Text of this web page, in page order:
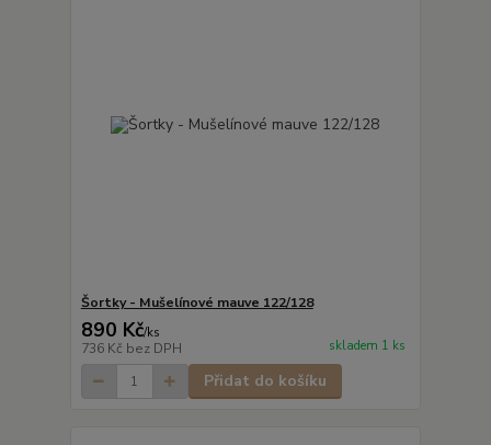
Šortky - Mušelínové mauve 122/128
890 Kč/ks
736 Kč bez DPH skladem 1 ks
Přidat do košíku